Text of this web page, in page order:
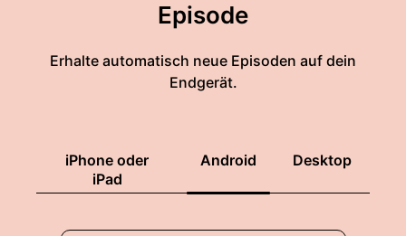
Episode
Erhalte automatisch neue Episoden auf dein
Endgerät.
iPhone oder
iPad
Android Desktop